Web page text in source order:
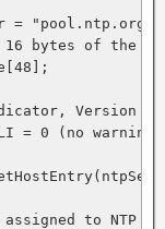
= "pool.ntp.org";
bytes of the
Version
= 0 (no
to NTP